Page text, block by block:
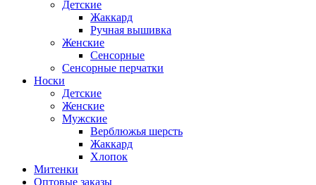
Детские
Жаккард
Ручная вышивка
Женские
Сенсорные
Сенсорные перчатки
Носки
Детские
Женские
Мужские
Верблюжья шерсть
Жаккард
Хлопок
Митенки
Оптовые заказы